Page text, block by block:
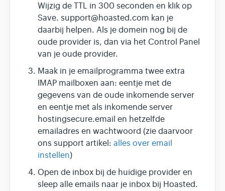
Wijzig de TTL in 300 seconden en klik op
Save. support@hoasted.com kan je
daarbij helpen. Als je domein nog bij de
oude provider is, dan via het Control Panel
van je oude provider.
Maak in je emailprogramma twee extra
IMAP mailboxen aan: eentje met de
gegevens van de oude inkomende server
en eentje met als inkomende server
hostingsecure.email en hetzelfde
emailadres en wachtwoord (zie daarvoor
ons support artikel: alles over email
instellen)
Open de inbox bij de huidige provider en
sleep alle emails naar je inbox bij Hoasted.